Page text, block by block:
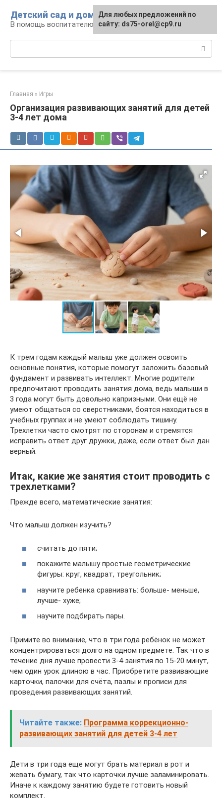
контенту
Детский сад и дом
В помощь воспитателю и родителям
Главная » Игры
Организация развивающих занятий для детей
3-4 лет дома
К трем годам каждый малыш уже должен освоить
основные понятия, которые помогут заложить базовый
фундамент и развивать интеллект. Многие родители
предпочитают проводить занятия дома, ведь малыши в
3 года могут быть довольно капризными. Они ещё не
умеют общаться со сверстниками, боятся находиться в
учебных группах и не умеют соблюдать тишину.
Трехлетки часто смотрят по сторонам и стремятся
исправить ответ друг дружки, даже, если ответ был дан
верный.
Итак, какие же занятия стоит проводить с
трехлетками?
Прежде всего, математические занятия:
Что малыш должен изучить?
считать до пяти;
покажите малышу простые геометрические
фигуры: круг, квадрат, треугольник;
научите ребенка сравнивать: больше- меньше,
лучше- хуже;
научите подбирать пары.
Примите во внимание, что в три года ребёнок не может
концентрироваться долго на одном предмете. Так что в
течение дня лучше провести 3-4 занятия по 15-20 минут,
чем один урок длиною в час. Приобретите развивающие
карточки, палочки для счёта, пазлы и прописи для
проведения развивающих занятий.
Читайте также: Программа коррекционно-
развивающих занятий для детей 3-4 лет
Дети в три года еще могут брать материал в рот и
жевать бумагу, так что карточки лучше заламинировать.
Иначе к каждому занятию будете готовить новый
комплект.
Для любых предложений по
сайту: ds75-orel@cp9.ru